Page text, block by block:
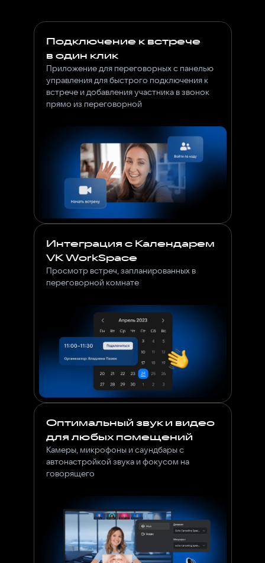
Подключение к встрече
в один клик
Приложение для переговорных с панелью
управления для быстрого подключения к
встрече и добавления участника в звонок
прямо из переговорной
Интеграция с Календарем
VK WorkSpace
Просмотр встреч, запланированных в
переговорной комнате
Оптимальный звук и видео
для любых помещений
Камеры, микрофоны и саундбары с
автонастройкой звука и фокусом на
говорящего